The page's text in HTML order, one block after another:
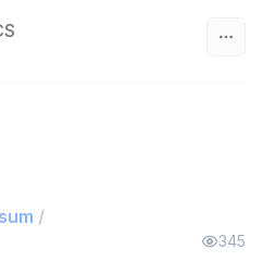
/
/
345